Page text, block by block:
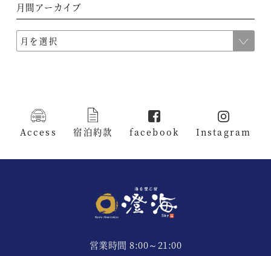
月間アーカイブ
Access 宿泊約款 facebook Instagram
営業時間 8:00～21:00